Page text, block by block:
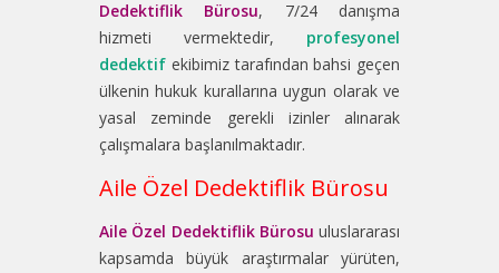
Dedektiflik Bürosu, 7/24 danışma
hizmeti vermektedir, profesyonel
dedektif ekibimiz tarafından bahsi geçen
ülkenin hukuk kurallarına uygun olarak ve
yasal zeminde gerekli izinler alınarak
çalışmalara başlanılmaktadır.
Aile Özel Dedektiflik Bürosu
Aile Özel Dedektiflik Bürosu uluslararası
kapsamda büyük araştırmalar yürüten,